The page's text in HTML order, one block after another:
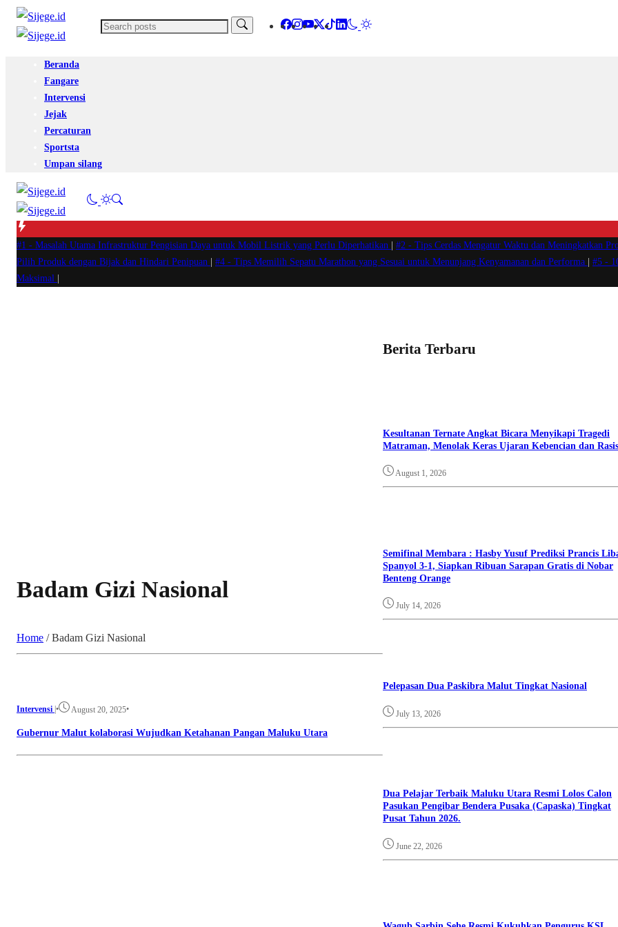
Beranda
Fangare
Intervensi
Jejak
Percaturan
Sportsta
Umpan silang
#1 - Masalah Utama Infrastruktur Pengisian Daya untuk Mobil Listrik yang Perlu Diperhatikan #2 - Tips Cerdas Mengatur Waktu dan Meningkatkan
Pilih Produk dengan Bijak dan Hindari Penipuan
#4 - Tips Memilih Sepatu Marathon yang Sesuai untuk Menunjang Kenyamanan dan Performa #5 -
Maksimal
Badam Gizi Nasional
Home /Badam Gizi Nasional
Intervensi |• August 20, 2025•
Gubernur Malut kolaborasi Wujudkan Ketahanan Pangan Maluku Utara
Berita Terbaru
Kesultanan Ternate Angkat Bicara Menyikapi Tragedi
Matraman, Menolak Keras Ujaran Kebencian dan
August 1, 2026
Semifinal Membara : Hasby Yusuf Prediksi Prancis
Spanyol 3-1, Siapkan Ribuan Sarapan Gratis di Nobar
Benteng Orange
July 14, 2026
Pelepasan Dua Paskibra Malut Tingkat Nasional
July 13, 2026
Dua Pelajar Terbaik Maluku Utara Resmi Lolos Calon
Pasukan Pengibar Bendera Pusaka (Capaska) Tingkat
Pusat Tahun 2026.
June 22, 2026